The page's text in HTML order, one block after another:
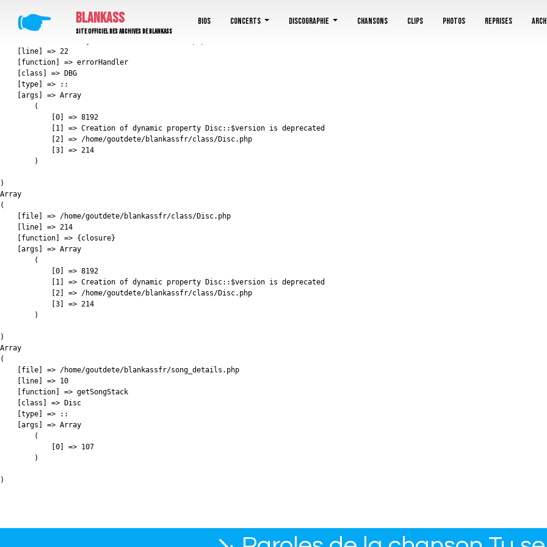
Array
    [line] => 22
    [function] => errorHandler
    [class] => DBG
    [type] => ::
    [args] => Array
        (
            [0] => 8192
            [1] => Creation of dynamic property Disc::$version is deprecated
            [2] => /home/goutdete/blankassfr/class/Disc.php
            [3] => 214
        )
)
Array
(
    [file] => /home/goutdete/blankassfr/class/Disc.php
    [line] => 214
    [function] => {closure}
    [args] => Array
        (
            [0] => 8192
            [1] => Creation of dynamic property Disc::$version is deprecated
            [2] => /home/goutdete/blankassfr/class/Disc.php
            [3] => 214
        )
)
Array
(
    [file] => /home/goutdete/blankassfr/song_details.php
    [line] => 10
    [function] => getSongStack
    [class] => Disc
    [type] => ::
    [args] => Array
        (
            [0] => 107
        )
🖝 BLANKASS
Site officiel des archives de Blankass
Bios Concerts Discographie Chansons Clips Photos Reprises